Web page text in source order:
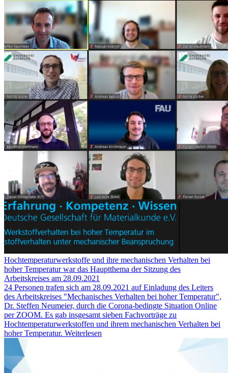
Hochtemperaturwerkstoffe und ihre mechanischen Verhalten bei
hoher Temperatur war das Hauptthema der Sitzung des
Arbeitskreises am 28.09.2021
24 Personen trafen sich am 28.09.2021 auf Einladung des Leiters
des Arbeitskreises "Mechanisches Verhalten bei hoher Temperatur",
Dr. Steffen Neumeier, durch die Corona-bedingte Situation Online
per ZOOM. Es gab insgesamt sieben Fachvorträge zu
Hochtemperaturwerkstoffen und ihrem mechanischen Verhalten bei
hoher Temperatur. Weiterlesen